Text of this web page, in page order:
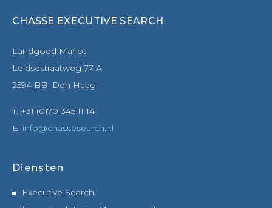
CHASSE EXECUTIVE SEARCH
Landgoed Marlot
Leidsestraatweg 77-A
2594 BB Den Haag
T: +31 (0)70 345 11 14
E: info@chassesearch.nl
Diensten
Executive Search